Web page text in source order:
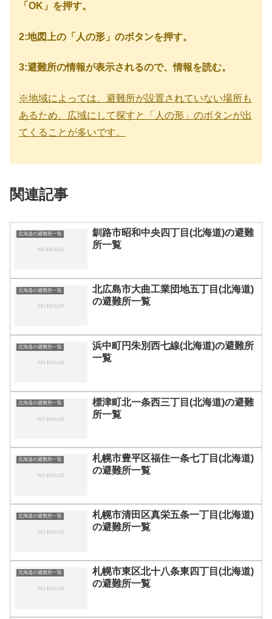
「OK」を押す。
2:地図上の「人の形」のボタンを押す。
3:避難所の情報が表示されるので、情報を読む。
※地域によっては、避難所が設置されていない場所も
あるため、広域にして探すと「人の形」のボタンが出
てくることが多いです。
関連記事
北海道の避難所一覧
釧路市昭和中央四丁目(北海道)の避難
所一覧
北海道の避難所一覧
北広島市大曲工業団地五丁目(北海道)
の避難所一覧
北海道の避難所一覧
浜中町円朱別西七線(北海道)の避難所
一覧
北海道の避難所一覧
標津町北一条西三丁目(北海道)の避難
所一覧
北海道の避難所一覧
札幌市豊平区福住一条七丁目(北海道)
の避難所一覧
北海道の避難所一覧
札幌市清田区真栄五条一丁目(北海道)
の避難所一覧
北海道の避難所一覧
札幌市東区北十八条東四丁目(北海道)
の避難所一覧